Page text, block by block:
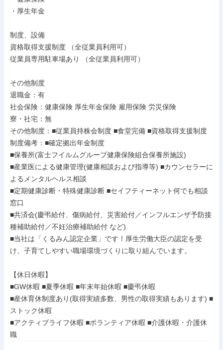
・厚生年金
制度、設備
資格取得支援制度 （全従業員利用可）
従業員専用駐車場あり （全従業員利用可）
その他制度
退職金：有
社会保険：健康保険 厚生年金保険 雇用保険 労災保険
寮・社宅：無
その他制度：■従業員持株会制度 ■食堂完備 ■資格取得支援制度
制度備考：■確定拠出年金制度
■保養所(富士フイルムグループ健康保険組合保養所施設)
■産業医による健康管理(健康相談および指導等) ■カウンセラーに
よるメンタルヘルス相談
■定期健康診断・特殊健康診断 ■セイフティーネット何でも相談
窓口
■共済会(慶弔給付、傷病給付、災害給付／インフルエンザ予防接
種補助給付／不妊治療補助給付 など)
■当社は「くるみん認定企業」です！厚生労働大臣の認定を受
け、子育てしやすい職場環境づくりに取り組んでいます。
【休日休暇】
■GW休暇 ■夏季休暇 ■年末年始休暇 ■慶弔休暇
■産休育休制度あり(取得実績多数、男性の取得実績もあります) ■
ストック休暇
■アクティブライフ休暇 ■ボランティア休暇 ■介護休暇・介護休
職